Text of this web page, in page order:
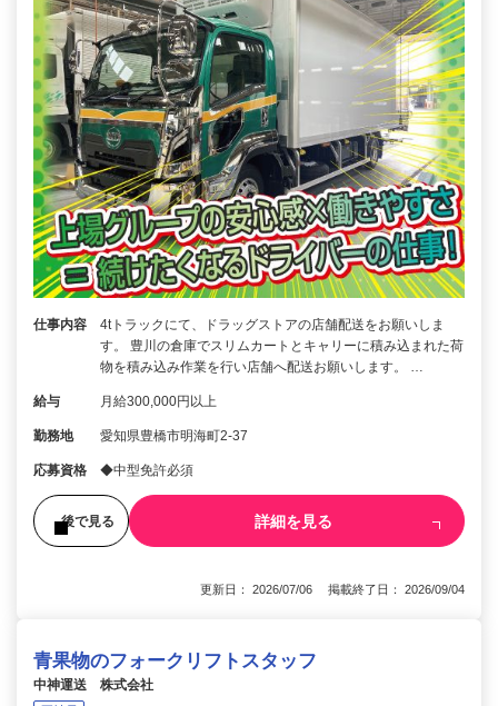
仕事内容
4tトラックにて、ドラッグストアの店舗配送をお願いしま
す。 豊川の倉庫でスリムカートとキャリーに積み込まれた荷
物を積み込み作業を行い店舗へ配送お願いします。 …
給与 月給300,000円以上
勤務地 愛知県豊橋市明海町2-37
応募資格 ◆中型免許必須
後で見る 詳細を見る
更新日： 2026/07/06 掲載終了日： 2026/09/04
青果物のフォークリフトスタッフ
中神運送 株式会社